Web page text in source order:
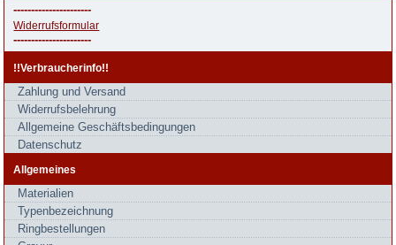
----------------------
Widerrufsformular
----------------------
!!Verbraucherinfo!!
Zahlung und Versand
Widerrufsbelehrung
Allgemeine Geschäftsbedingungen
Datenschutz
Allgemeines
Materialien
Typenbezeichnung
Ringbestellungen